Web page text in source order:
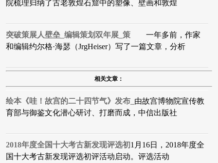
院梳理归纳了古老敦煌石窟中的塑像、壁画和敦煌
突破策展人壁垒_编辑策划双年展_策 一年多前，作家
和编辑约尔格·海瑟（JrgHeiser）写了一篇文章，分析
相关文章：
绘本《哇！故宫的二十四节气》发布_ 由故宫博物院宣传教
育部与御鉴文化潜心研讨、打磨而成，中信出版社
2018年度全国十大考古新发现评选初1月16日，2018年度全
国十大考古新发现评选初评活动启动。评选活动